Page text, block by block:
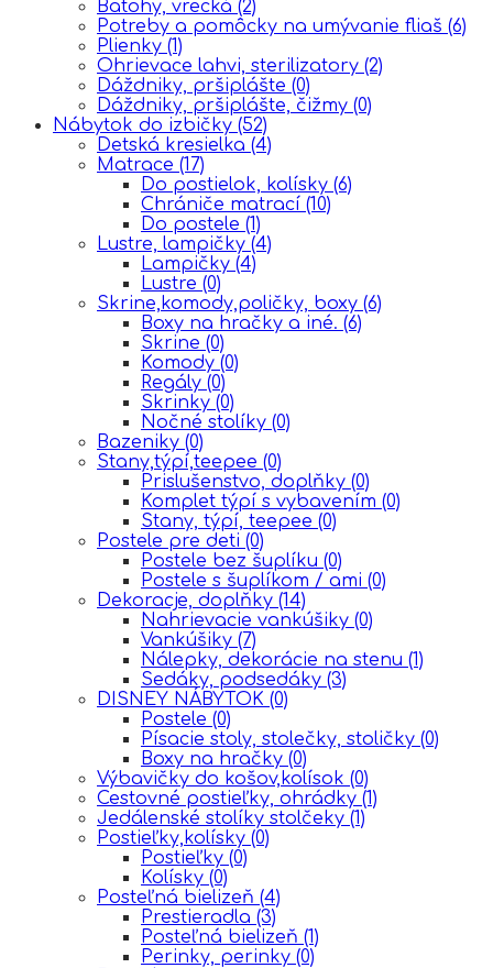
Batohy, vrecká (2)
Potreby a pomôcky na umývanie fliaš (6)
Plienky (1)
Ohrievace lahvi, sterilizatory (2)
Dáždniky, pršiplášte (0)
Dáždniky, pršiplášte, čižmy (0)
Nábytok do izbičky (52)
Detská kresielka (4)
Matrace (17)
Do postielok, kolísky (6)
Chrániče matrací (10)
Do postele (1)
Lustre, lampičky (4)
Lampičky (4)
Lustre (0)
Skrine,komody,poličky, boxy (6)
Boxy na hračky a iné. (6)
Skrine (0)
Komody (0)
Regály (0)
Skrinky (0)
Nočné stolíky (0)
Bazeniky (0)
Stany,týpí,teepee (0)
Prislušenstvo, doplňky (0)
Komplet týpí s vybavením (0)
Stany, týpí, teepee (0)
Postele pre deti (0)
Postele bez šuplíku (0)
Postele s šuplíkom / ami (0)
Dekoracje, doplňky (14)
Nahrievacie vankúšiky (0)
Vankúšiky (7)
Nálepky, dekorácie na stenu (1)
Sedáky, podsedáky (3)
DISNEY NÁBYTOK (0)
Postele (0)
Písacie stoly, stolečky, stoličky (0)
Boxy na hračky (0)
Výbavičky do košov,kolísok (0)
Cestovné postieľky, ohrádky (1)
Jedálenské stolíky stolčeky (1)
Postieľky,kolísky (0)
Postieľky (0)
Kolísky (0)
Posteľná bielizeň (4)
Prestieradla (3)
Posteľná bielizeň (1)
Perinky, perinky (0)